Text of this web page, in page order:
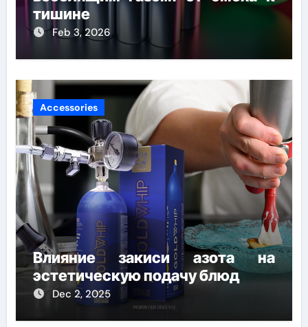
тишине
Feb 3, 2026
Accessories
Влияние закиси азота на
эстетическую подачу блюд
Dec 2, 2025